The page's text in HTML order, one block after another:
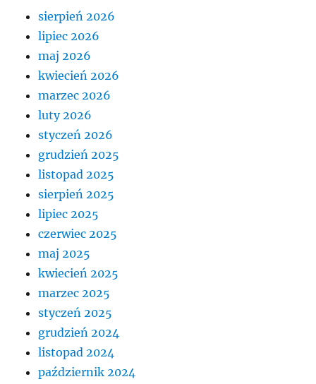
sierpień 2026
lipiec 2026
maj 2026
kwiecień 2026
marzec 2026
luty 2026
styczeń 2026
grudzień 2025
listopad 2025
sierpień 2025
lipiec 2025
czerwiec 2025
maj 2025
kwiecień 2025
marzec 2025
styczeń 2025
grudzień 2024
listopad 2024
październik 2024